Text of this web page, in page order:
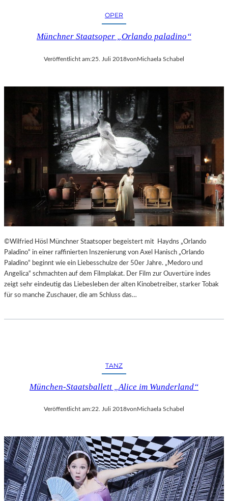
OPER
Münchner Staatsoper „Orlando paladino“
Veröffentlicht am:25. Juli 2018vonMichaela Schabel
©Wilfried Hösl Münchner Staatsoper begeistert mit Haydns „Orlando
Paladino“ in einer raffinierten Inszenierung von Axel Hanisch „Orlando
Paladino“ beginnt wie ein Liebesschulze der 50er Jahre. „Medoro und
Angelica“ schmachten auf dem Filmplakat. Der Film zur Ouvertüre indes
zeigt sehr eindeutig das Liebesleben der alten Kinobetreiber, starker Tobak
für so manche Zuschauer, die am Schluss das…
TANZ
München-Staatsballett „Alice im Wunderland“
Veröffentlicht am:22. Juli 2018vonMichaela Schabel